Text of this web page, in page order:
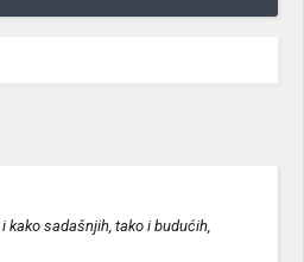
kako sadašnjih, tako i budućih,